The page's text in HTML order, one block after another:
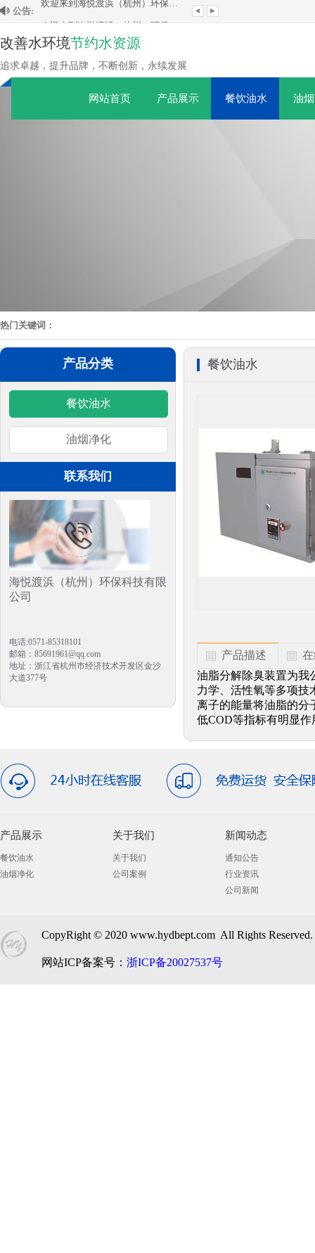
公告:
改善水环境节约水资源
追求卓越，提升品牌，不断创新，永续发展
网站首页 产品展示 餐饮油水 油
热门关键词：
产品分类
餐饮油水
油烟净化
联系我们
海悦渡浜（杭州）环保科技有限
公司
电话:0571-85318101
邮箱：85691961@qq.com
地址：浙江省杭州市经济技术开发区金沙
大道377号
餐饮油水
产品描述
油脂分解除臭装置为我
力学、活性氧等多项技
离子的能量将油脂的分
低COD等指标有明显
产品展示
餐饮油水
油烟净化
关于我们
关于我们
公司案例
新闻动态
通知公告
行业资讯
公司新闻
CopyRight © 2020 www.hydbept.com All Rights
网站ICP备案号： 浙ICP备20027537号